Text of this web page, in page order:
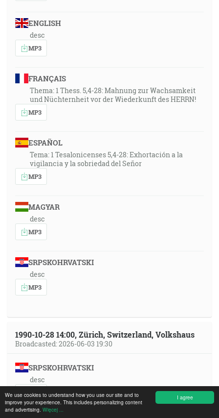
I agree
We use cookies to understand how you use our site and to
improve your experience. This includes personalizing content
and advertising. Więcej ...
ENGLISH
desc
MP3
FRANÇAIS
Thema: 1 Thess. 5,4-28: Mahnung zur Wachsamkeit
und Nüchternheit vor der Wiederkunft des HERRN!
MP3
ESPAÑOL
Tema: 1 Tesalonicenses 5,4-28: Exhortación a la
vigilancia y la sobriedad del Señor
MP3
MAGYAR
desc
MP3
SRPSKOHRVATSKI
desc
MP3
1990-10-28 14:00, Zürich, Switzerland, Volkshaus
Broadcasted: 2026-06-03 19:30
SRPSKOHRVATSKI
desc
MP3